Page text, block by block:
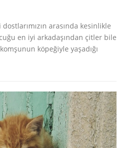
arasında kesinlikle
en iyi arkadaşından çitler bile
köpeğiyle yaşadığı